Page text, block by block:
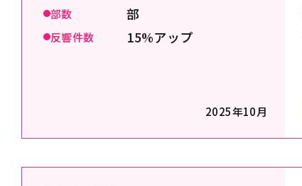
部数 部
反響件数 15%アップ
2025年10月